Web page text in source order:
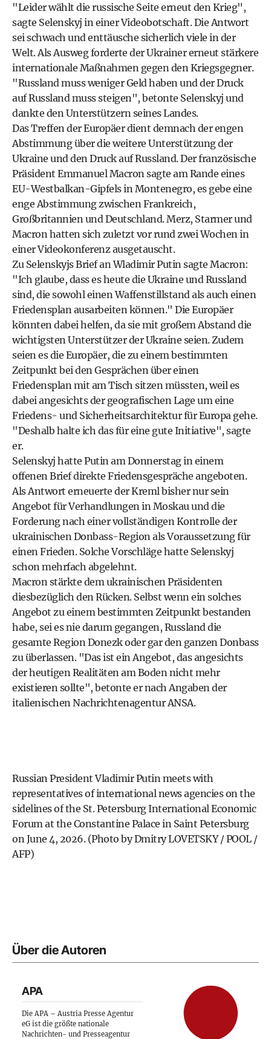
"Leider wählt die russische Seite erneut den Krieg",
sagte Selenskyj in einer Videobotschaft. Die Antwort
sei schwach und enttäusche sicherlich viele in der
Welt. Als Ausweg forderte der Ukrainer erneut stärkere
internationale Maßnahmen gegen den Kriegsgegner.
"Russland muss weniger Geld haben und der Druck
auf Russland muss steigen", betonte Selenskyj und
dankte den Unterstützern seines Landes.
Das Treffen der Europäer dient demnach der engen
Abstimmung über die weitere Unterstützung der
Ukraine und den Druck auf Russland. Der französische
Präsident Emmanuel Macron sagte am Rande eines
EU-Westbalkan-Gipfels in Montenegro, es gebe eine
enge Abstimmung zwischen Frankreich,
Großbritannien und Deutschland. Merz, Starmer und
Macron hatten sich zuletzt vor rund zwei Wochen in
einer Videokonferenz ausgetauscht.
Zu Selenskyjs Brief an Wladimir Putin sagte Macron:
"Ich glaube, dass es heute die Ukraine und Russland
sind, die sowohl einen Waffenstillstand als auch einen
Friedensplan ausarbeiten können." Die Europäer
könnten dabei helfen, da sie mit großem Abstand die
wichtigsten Unterstützer der Ukraine seien. Zudem
seien es die Europäer, die zu einem bestimmten
Zeitpunkt bei den Gesprächen über einen
Friedensplan mit am Tisch sitzen müssten, weil es
dabei angesichts der geografischen Lage um eine
Friedens- und Sicherheitsarchitektur für Europa gehe.
"Deshalb halte ich das für eine gute Initiative", sagte
er.
Selenskyj hatte Putin am Donnerstag in einem
offenen Brief direkte Friedensgespräche angeboten.
Als Antwort erneuerte der Kreml bisher nur sein
Angebot für Verhandlungen in Moskau und die
Forderung nach einer vollständigen Kontrolle der
ukrainischen Donbass-Region als Voraussetzung für
einen Frieden. Solche Vorschläge hatte Selenskyj
schon mehrfach abgelehnt.
Macron stärkte dem ukrainischen Präsidenten
diesbezüglich den Rücken. Selbst wenn ein solches
Angebot zu einem bestimmten Zeitpunkt bestanden
habe, sei es nie darum gegangen, Russland die
gesamte Region Donezk oder gar den ganzen Donbass
zu überlassen. "Das ist ein Angebot, das angesichts
der heutigen Realitäten am Boden nicht mehr
existieren sollte", betonte er nach Angaben der
italienischen Nachrichtenagentur ANSA.
Russian President Vladimir Putin meets with
representatives of international news agencies on the
sidelines of the St. Petersburg International Economic
Forum at the Constantine Palace in Saint Petersburg
on June 4, 2026. (Photo by Dmitry LOVETSKY / POOL /
AFP)
Über die Autoren
APA
Die APA – Austria Presse Agentur
eG ist die größte nationale
Nachrichten- und Presseagentur